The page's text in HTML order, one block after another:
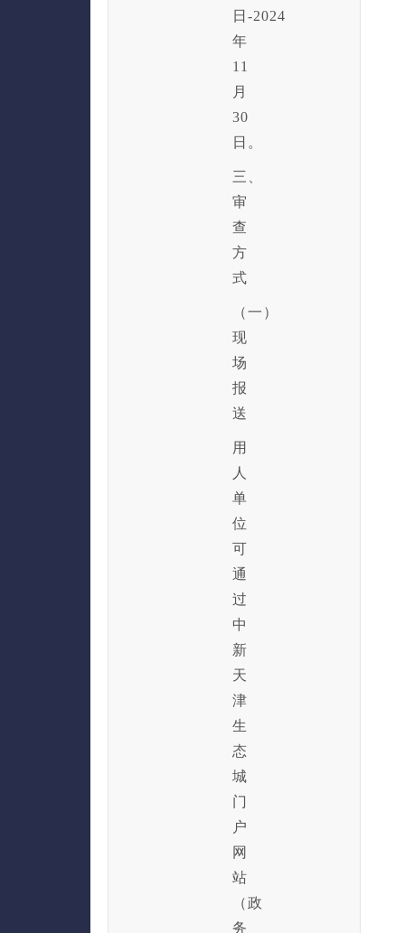
日-2024
年
11
月
30
日。
三、
审
查
方
式
（一）
现
场
报
送
用
人
单
位
可
通
过
中
新
天
津
生
态
城
门
户
网
站
（政
务